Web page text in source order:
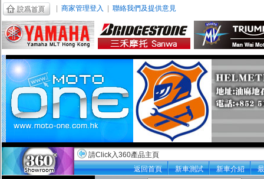
商家管理登入 聯絡我們及提供意見
請Click入360產品主頁
返回首頁
新車測試 新車介紹